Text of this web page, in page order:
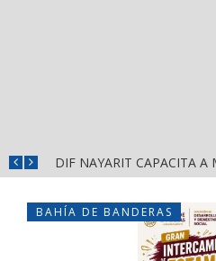
BAHÍA DE BANDERAS